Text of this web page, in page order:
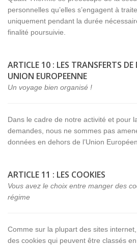
personnelles qu’elles s’engagent à
uniquement pendant la durée
finalité poursuivie.
ARTICLE 10 : LES TRANSFERTS
UNION EUROPEENNE
Un voyage bien organisé !
Dans le cadre de notre activité et pour
demandes, nous ne sommes pas
données en dehors de l’Union
ARTICLE 11 : LES COOKIES
Vous avez le choix entre manger des
régime
Comme sur la plupart des sites
des cookies qui peuvent être classés